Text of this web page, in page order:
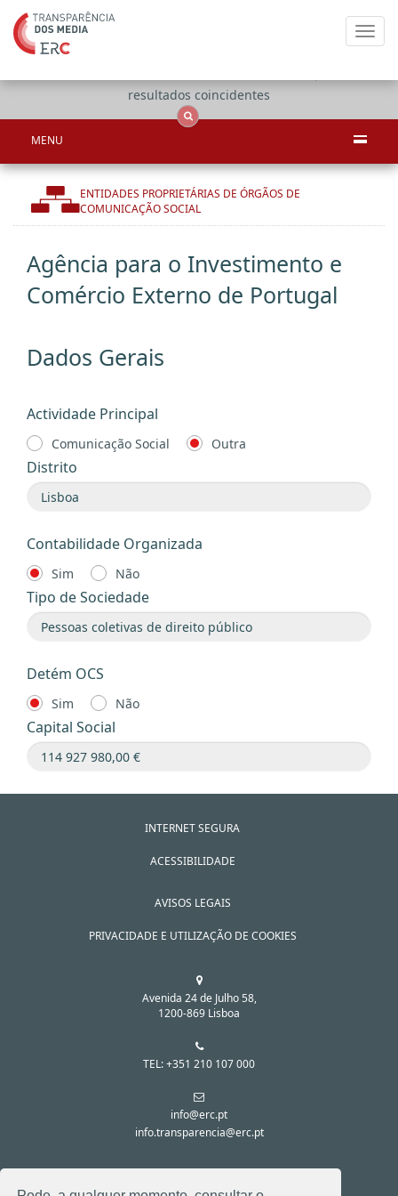
resultados coincidentes
MENU
ENTIDADES PROPRIETÁRIAS DE ÓRGÃOS DE
COMUNICAÇÃO SOCIAL
Agência para o Investimento e
Comércio Externo de Portugal
Dados Gerais
Actividade Principal
Comunicação Social Outra
Distrito
Contabilidade Organizada
Sim Não
Tipo de Sociedade
Detém OCS
Sim Não
Capital Social
INTERNET SEGURA
ACESSIBILIDADE
AVISOS LEGAIS
PRIVACIDADE E UTILIZAÇÃO DE COOKIES
Avenida 24 de Julho 58,
1200-869 Lisboa
TEL: +351 210 107 000
info@erc.pt
info.transparencia@erc.pt